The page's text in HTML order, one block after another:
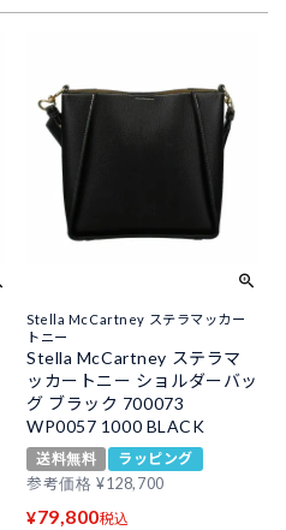
Stella McCartney ステラマッカー
トニー
Stella McCartney ステラマ
ッカートニー ショルダーバッ
グ ブラック 700073
WP0057 1000 BLACK
送料無料
ラッピング
参考価格 ¥128,700
¥79,800税込